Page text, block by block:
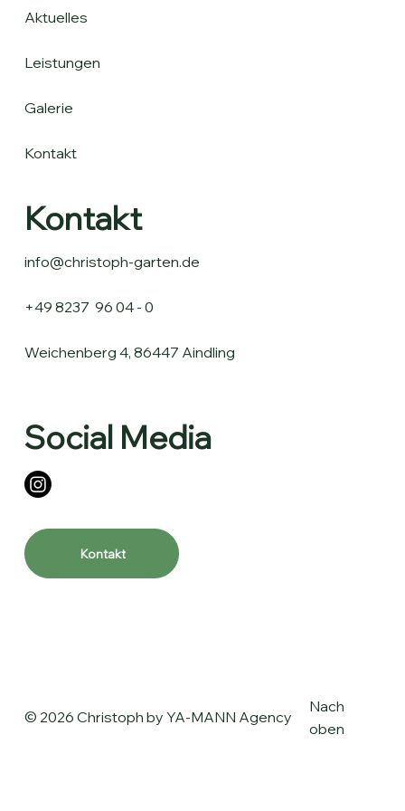
Aktuelles
Leistungen
Galerie
Kontakt
Kontakt
info@christoph-garten.de
+49 8237 96 04 - 0
Weichenberg 4, 86447 Aindling
Social Media
Kontakt
© 2026 Christoph by YA-MANN Agency
Nach
oben